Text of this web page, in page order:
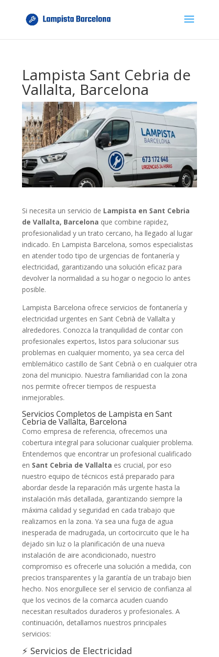
Lampista Sant Cebria de
Vallalta, Barcelona
Si necesita un servicio de Lampista en Sant Cebria
de Vallalta, Barcelona que combine rapidez,
profesionalidad y un trato cercano, ha llegado al lugar
indicado. En Lampista Barcelona, somos especialistas
en atender todo tipo de urgencias de fontanería y
electricidad, garantizando una solución eficaz para
devolver la normalidad a su hogar o negocio lo antes
posible.
Lampista Barcelona ofrece servicios de fontanería y
electricidad urgentes en Sant Cebrià de Vallalta y
alrededores. Conozca la tranquilidad de contar con
profesionales expertos, listos para solucionar sus
problemas en cualquier momento, ya sea cerca del
emblemático castillo de Sant Cebrià o en cualquier otra
zona del municipio. Nuestra familiaridad con la zona
nos permite ofrecer tiempos de respuesta
inmejorables.
Servicios Completos de Lampista en Sant
Cebria de Vallalta, Barcelona
Como empresa de referencia, ofrecemos una
cobertura integral para solucionar cualquier problema.
Entendemos que encontrar un profesional cualificado
en Sant Cebria de Vallalta es crucial, por eso
nuestro equipo de técnicos está preparado para
abordar desde la reparación más urgente hasta la
instalación más detallada, garantizando siempre la
máxima calidad y seguridad en cada trabajo que
realizamos en la zona. Ya sea una fuga de agua
inesperada de madrugada, un cortocircuito que le ha
dejado sin luz o la planificación de una nueva
instalación de aire acondicionado, nuestro
compromiso es ofrecerle una solución a medida, con
precios transparentes y la garantía de un trabajo bien
hecho. Nos enorgullece ser el servicio de confianza al
que los vecinos de la comarca acuden cuando
necesitan resultados duraderos y profesionales. A
continuación, detallamos nuestros principales
servicios:
⚡ Servicios de Electricidad